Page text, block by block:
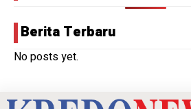
Berita Terbaru
No posts yet.